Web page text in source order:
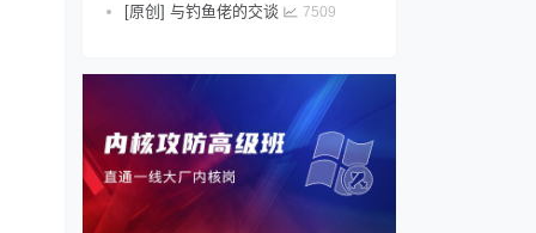
[原创] 与钓鱼佬的交谈 7509